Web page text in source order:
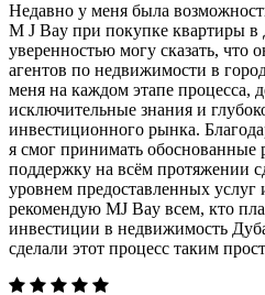
Недавно у меня была
M J Bay при покупке квартиры в
уверенностью могу сказать,
агентов по недвижимости в
меня на каждом этапе процесса,
исключительные знания и
инвестиционного рынка.
я смог принимать
поддержку на всём протяжении
уровнем предоставленных услуг
рекомендую MJ Bay всем, кто
инвестиции в недвижимость
сделали этот процесс таким